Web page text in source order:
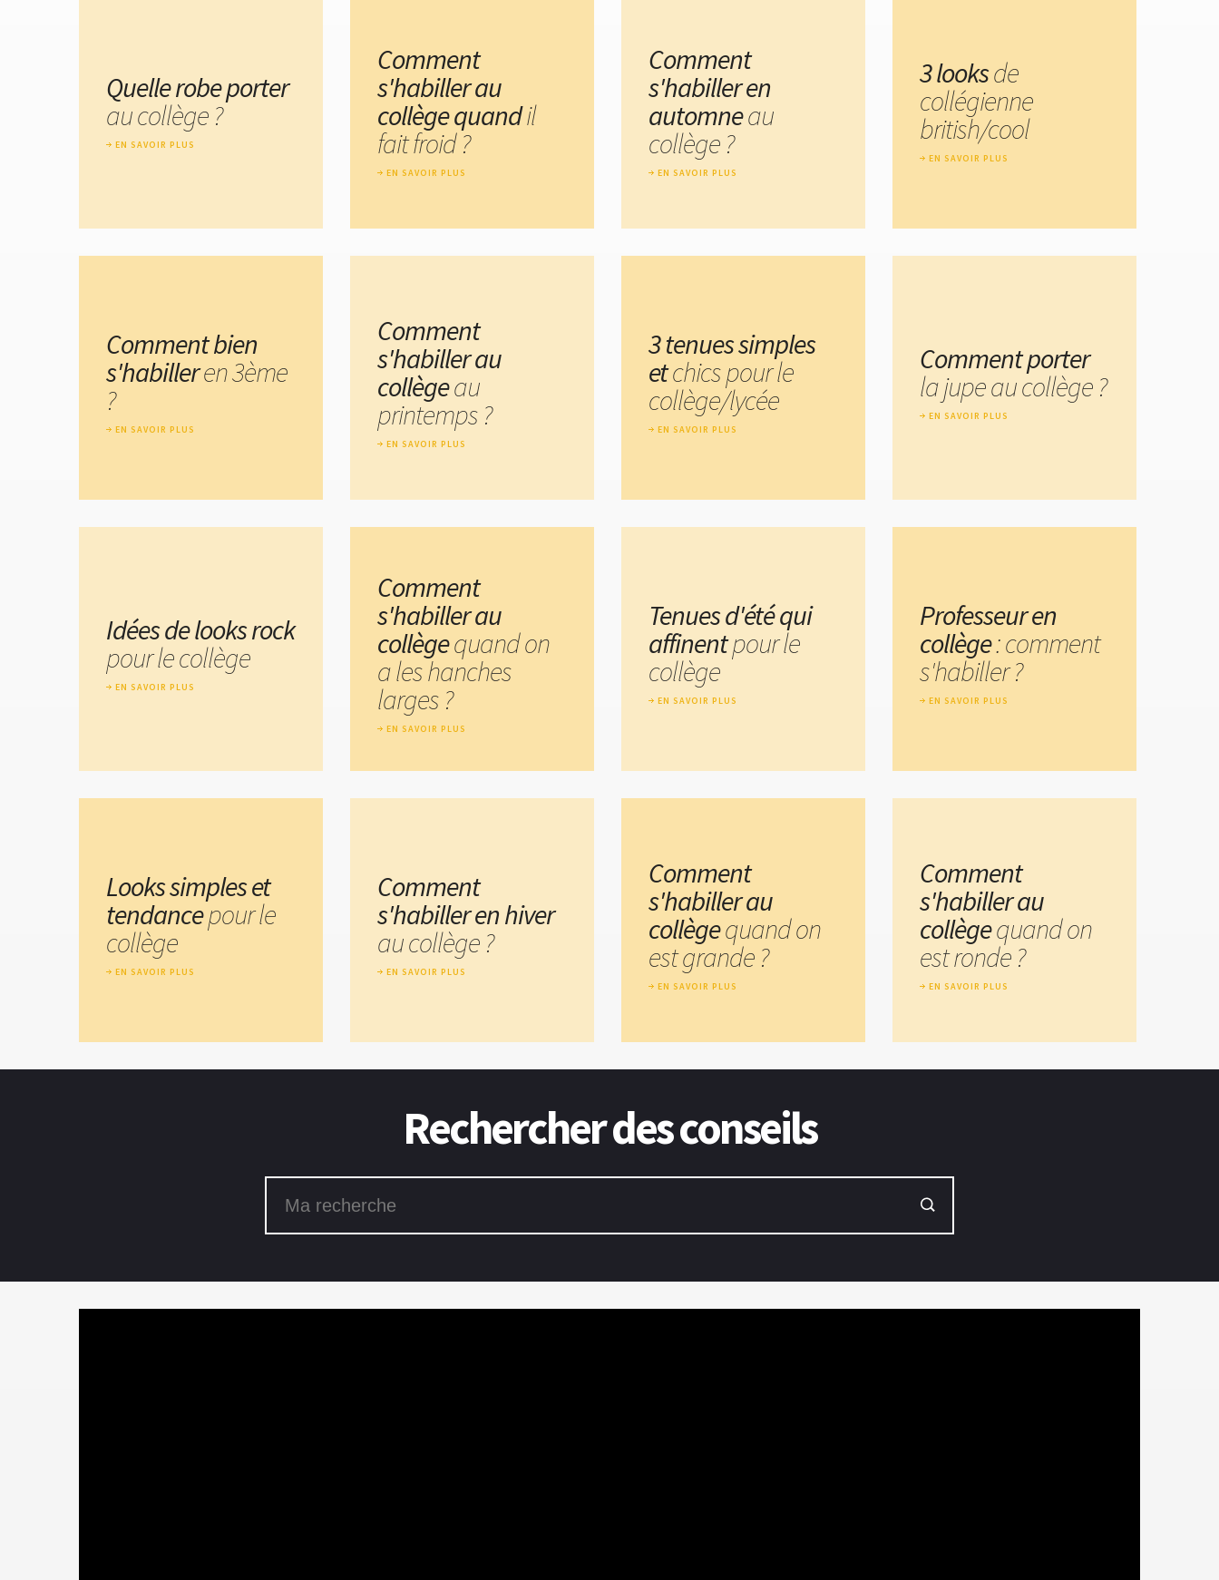
Quelle robe porter
au collège ?
EN SAVOIR PLUS
Comment
s'habiller au
collège quandil
fait froid ?
EN SAVOIR PLUS
Comment
s'habiller en
automneau
collège ?
EN SAVOIR PLUS
3 looksde
collégienne
british/cool
EN SAVOIR PLUS
Comment bien
s'habilleren 3ème
?
EN SAVOIR PLUS
Comment
s'habiller au
collègeau
printemps ?
EN SAVOIR PLUS
3 tenues simples
etchics pour le
collège/lycée
EN SAVOIR PLUS
Comment porter
la jupe au collège ?
EN SAVOIR PLUS
Idées de looks rock
pour le collège
EN SAVOIR PLUS
Comment
s'habiller au
collègequand on
a les hanches
larges ?
EN SAVOIR PLUS
Tenues d'été qui
affinentpour le
collège
EN SAVOIR PLUS
Professeur en
collège: comment
s'habiller ?
EN SAVOIR PLUS
Looks simples et
tendancepour le
collège
EN SAVOIR PLUS
Comment
s'habiller en hiver
au collège ?
EN SAVOIR PLUS
Comment
s'habiller au
collègequand on
est grande ?
EN SAVOIR PLUS
Comment
s'habiller au
collègequand on
est ronde ?
EN SAVOIR PLUS
Rechercher des conseils